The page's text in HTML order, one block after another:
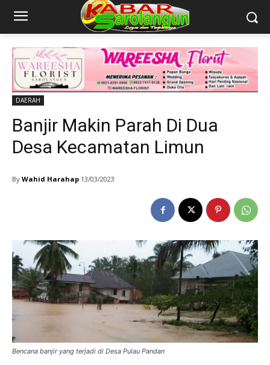
DAERAH
Banjir Makin Parah Di Dua
Desa Kecamatan Limun
By Wahid Harahap 13/03/2023
Bencana banjir yang terjadi di Desa Pulau Pandan